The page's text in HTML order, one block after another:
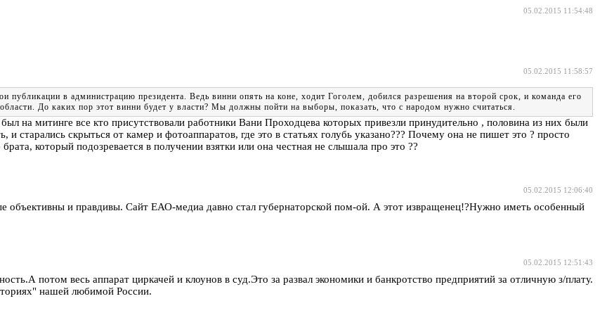
05.02.2015 11:54:48
05.02.2015 11:58:57
публикации в администрацию президента. Ведь винни опять на коне, ходит Гоголем, добился разрешения на второй срок, и команда его
До каких пор этот винни будет у власти? Мы должны пойти на выборы, показать, что c народом нужно считаться.
на митинге все кто присутствовали работники Вани Проходцева которых привезли принудительно , половина из них были
старались скрыться от камер и фотоаппаратов, где это в статьях голубь указано??? Почему она не пишет это ? просто
который подозревается в получении взятки или она честная не слышала про это ??
05.02.2015 12:06:40
объективны и правдивы. Сайт ЕАО-медиа давно стал губернаторской пом-ой. А этот извращенец!?Нужно иметь особенный
05.02.2015 12:51:43
потом весь аппарат циркачей и клоунов в суд.Это за развал экономики и банкротство предприятий за отличную з/плату.
нашей любимой России.